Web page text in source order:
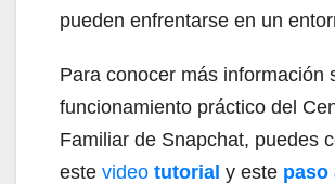
pueden enfrentarse en un
Para conocer más información
funcionamiento práctico del
Familiar de Snapchat, puedes
este video tutorial y este paso